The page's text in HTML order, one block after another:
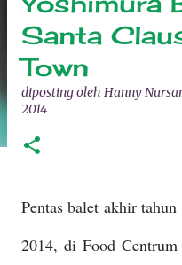
Santa
Town
diposting oleh Hanny
2014
Pentas balet akhir
2014, di Food Centrum